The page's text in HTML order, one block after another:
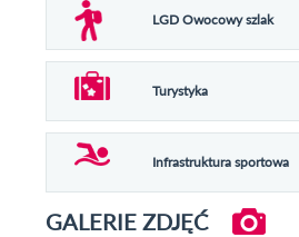
LGD Owocowy szlak
Turystyka
Infrastruktura sportowa
GALERIE ZDJĘĆ